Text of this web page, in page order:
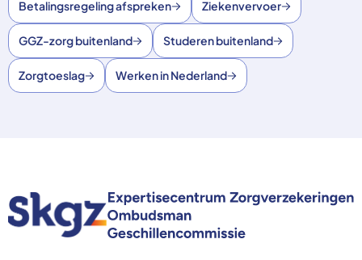
Betalingsregeling afspreken Ziekenvervoer
GGZ-zorg buitenland Studeren buitenland
Zorgtoeslag Werken in Nederland